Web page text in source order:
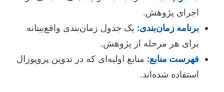
اجرای پژوهش.
برنامه زمان‌بندی: یک جدول زمان‌بندی واقع‌بینانه
برای هر مرحله از پژوهش.
فهرست منابع: منابع اولیه‌ای که در تدوین پروپوزال
استفاده شده‌اند.